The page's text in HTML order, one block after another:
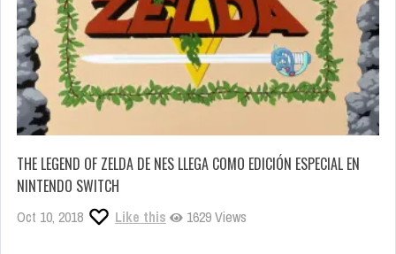
THE LEGEND OF ZELDA DE NES LLEGA COMO EDICIÓN ESPECIAL EN
NINTENDO SWITCH
Oct 10, 2018 Like this 1629 Views